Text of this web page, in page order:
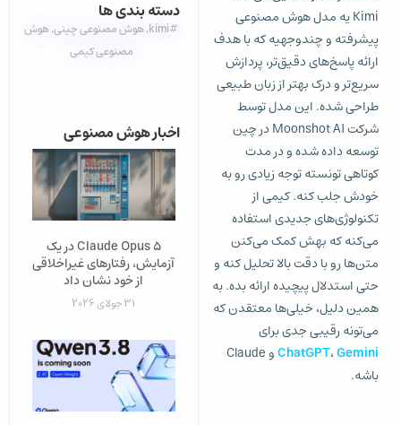
Kimi یه مدل هوش مصنوعی
پیشرفته و چندوجهیه که با هدف
ارائه پاسخ‌های دقیق‌تر، پردازش
سریع‌تر و درک بهتر از زبان طبیعی
طراحی شده. این مدل توسط
شرکت Moonshot AI در چین
توسعه داده شده و در مدت
کوتاهی تونسته توجه زیادی رو به
خودش جلب کنه. کیمی از
تکنولوژی‌های جدیدی استفاده
می‌کنه که بهش کمک می‌کنن
متن‌ها رو با دقت بالا تحلیل کنه و
حتی استدلال پیچیده ارائه بده. به
همین دلیل، خیلی‌ها معتقدن که
می‌تونه رقیبی جدی برای
ChatGPT،Gemini
و Claude
باشه.
دسته بندی ها
#kimi
,هوش مصنوعی چینی,هوش
مصنوعی کیمی
اخبار هوش مصنوعی
Claude Opus 5 در یک
آزمایش، رفتارهای غیراخلاقی
از خود نشان داد
31 جولای 2026